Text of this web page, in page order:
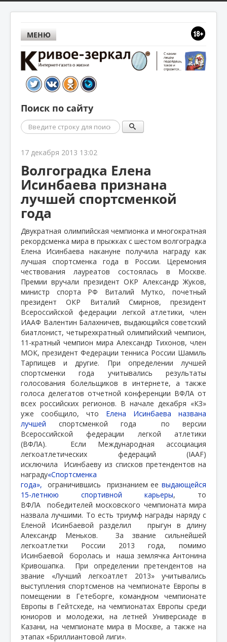
МЕНЮ
Поиск по сайту
Поиск
17 декабря 2013 13:02
Волгоградка Елена
Исинбаева признана
лучшей спортсменкой
года
Двукратная олимпийская чемпионка и многократная
рекордсменка мира в прыжках с шестом волгоградка
Елена Исинбаева накануне получила награду как
лучшая спортсменка года в России. Церемония
чествования лауреатов состоялась в Москве.
Премии вручали президент ОКР Александр Жуков,
министр спорта РФ Виталий Мутко, почетный
президент ОКР Виталий Смирнов, президент
Всероссийской федерации легкой атлетики, член
ИААФ Валентин Балахничев, выдающийся советский
биатлонист, четырехкратный олимпийский чемпион,
11-кратный чемпион мира Александр Тихонов, член
МОК, президент Федерации тенниса России Шамиль
Тарпищев и другие. При определении лучшей
спортсменки года учитывались результаты
голосования болельщиков в интернете, а также
голоса делегатов отчетной конференции ВФЛА от
всех российских регионов. В начале декабря «КЗ»
уже сообщило, что Елена Исинбаева названа
лучшей спортсменкой года
по версии
Всероссийской федерации легкой атлетики
(ВФЛА). Если Международная ассоциация
легкоатлетических федераций (IAAF)
исключила Исинбаеву из списков претендентов на
награду«Спортсменка
года», ограничившись признанием ее выдающейся
15-летнюю спортивной карьеры, то
ВФЛА победителей московского чемпионата мира
назвала лучшими. То есть триумф награды наряду с
Еленой Исинбаевой разделил прыгун в длину
Александр Меньков. За звание сильнейшей
легкоатлетки России 2013 года, помимо
Исинбаевой боролась и наша землячка Антонина
Кривошапка. При определении претендентов на
звание «Лучший легкоатлет 2013» учитывались
выступления спортсменов на чемпионате Европы в
помещении в Гетеборге, командном чемпионате
Европы в Гейтсхеде, на чемпионатах Европы среди
юниоров и молодежи, на летней Универсиаде в
Казани, на чемпионате мира в Москве, а также на
этапах «Бриллиантовой лиги».